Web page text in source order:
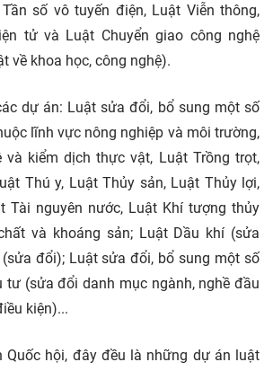
số vô tuyến điện, Luật Viễn thông,
tử và Luật Chuyển giao công nghệ
về khoa học, công nghệ).
dự án: Luật sửa đổi, bổ sung một số
lĩnh vực nông nghiệp và môi trường,
và kiểm dịch thực vật, Luật Trồng trọt,
Thú y, Luật Thủy sản, Luật Thủy lợi,
Tài nguyên nước, Luật Khí tượng thủy
và khoáng sản; Luật Dầu khí (sửa
đổi); Luật sửa đổi, bổ sung một số
tư (sửa đổi danh mục ngành, nghề đầu
kiện)...
Quốc hội, đây đều là những dự án luật